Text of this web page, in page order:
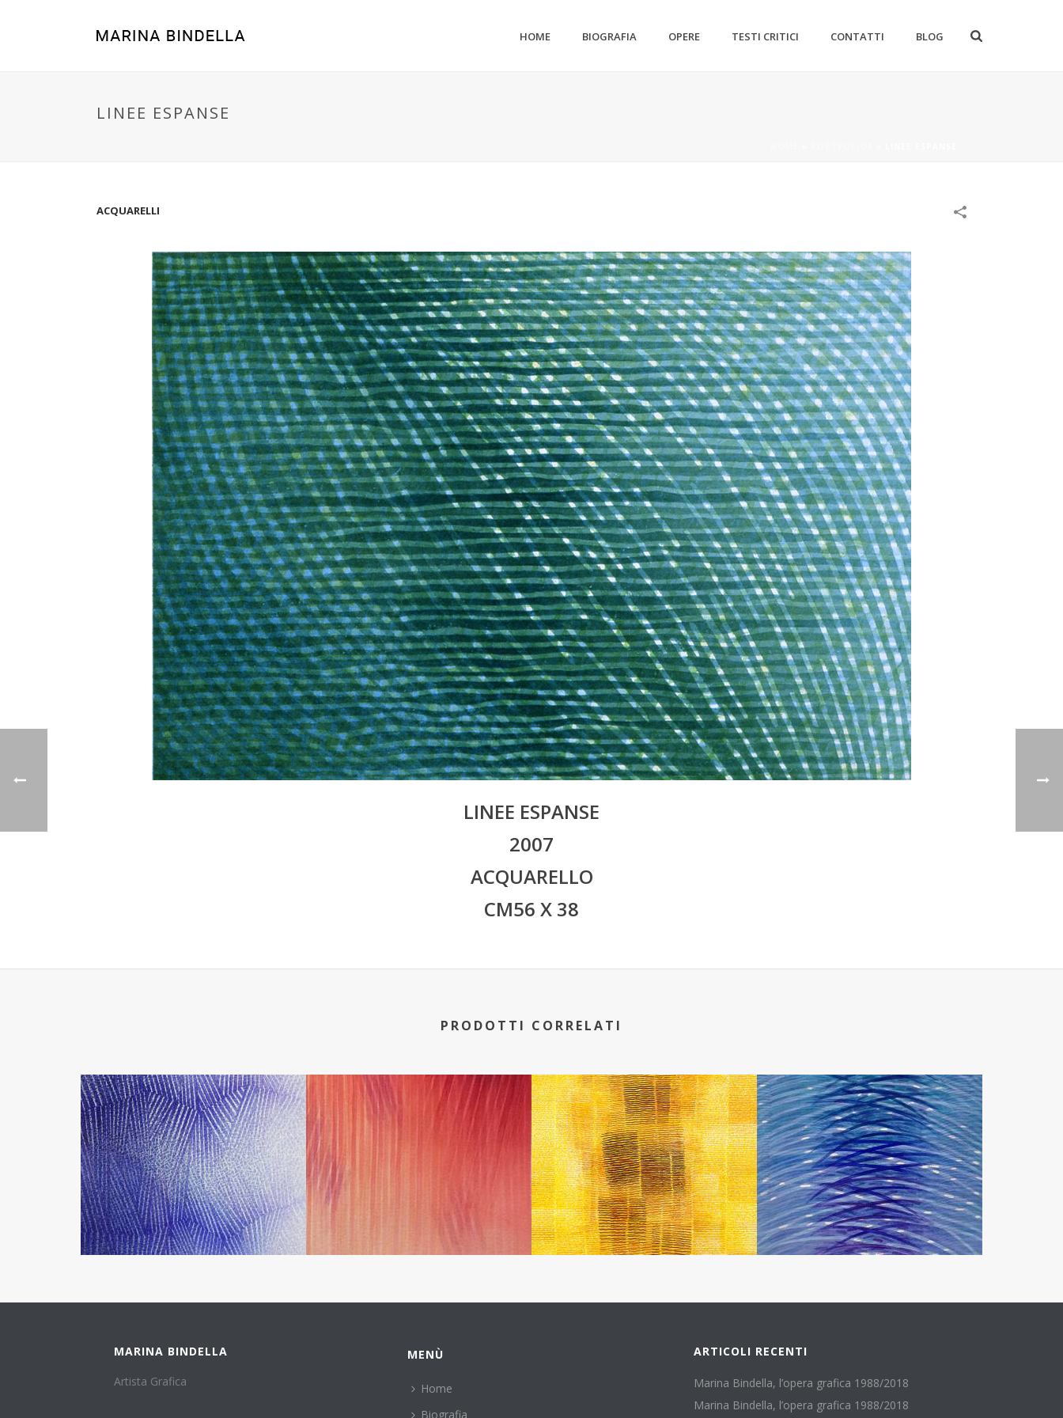
HOME BIOGRAFIA OPERE TESTI CRITICI CONTATTI BLOG
LINEE ESPANSE
ACQUARELLI
LINEE ESPANSE
2007
ACQUARELLO
CM56 X 38
PRODOTTI CORRELATI
MARINA BINDELLA
Artista Grafica
MENÙ
Home
Biografia
ARTICOLI RECENTI
Marina Bindella, l’opera grafica 1988/2018
Marina Bindella, l’opera grafica 1988/2018